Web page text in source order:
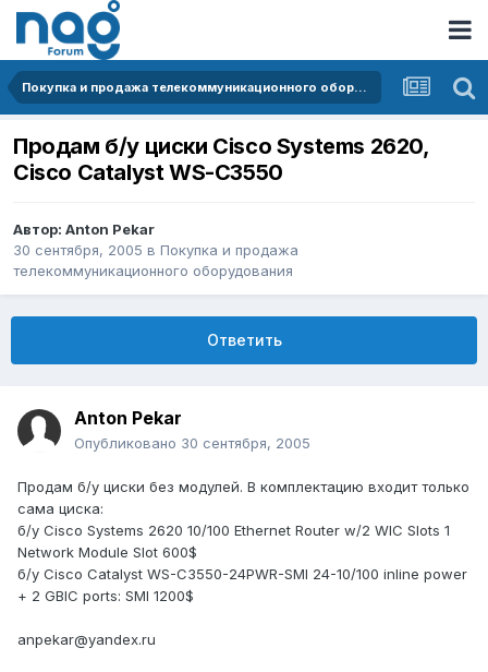
Покупка и продажа телекоммуникационного оборудования
Продам б/у циски Cisco Systems 2620,
Cisco Catalyst WS-C3550
Автор: Anton Pekar
30 сентября, 2005 в Покупка и продажа
телекоммуникационного оборудования
Ответить
Anton Pekar
Опубликовано 30 сентября, 2005
Продам б/у циски без модулей. В комплектацию входит только
сама циска:
б/у Cisco Systems 2620 10/100 Ethernet Router w/2 WIC Slots 1
Network Module Slot 600$
б/у Cisco Catalyst WS-C3550-24PWR-SMI 24-10/100 inline power
+ 2 GBIC ports: SMI 1200$
anpekar@yandex.ru